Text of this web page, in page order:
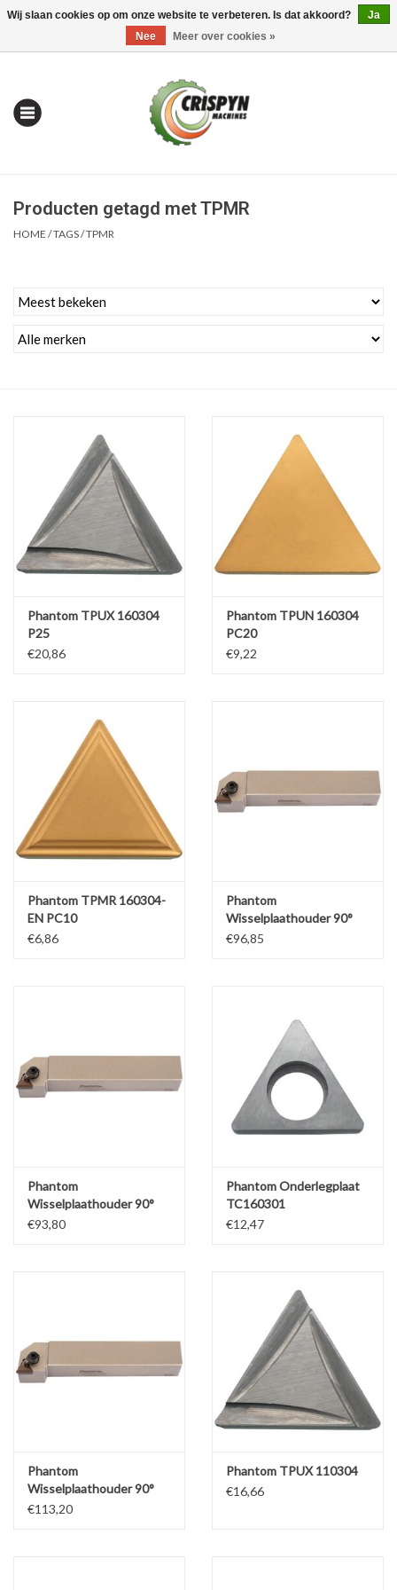
0 Artikelen - €0,00 Mijn account / Registreren
| Alles om te Meten |
Alles om te Frezen |
Alles om te Draaien |
Alles om te Zagen |
Schroefdraad snijden |
Verspaanbaar materiaal |
Werkplaatsinrichting |
Cadeaubonnen &
Oliën & Smeermiddelen |
Producten getagd met TPMR
HOME /TAGS/TPMR
Phantom TPUX 160304
P25
€20,86
Phantom TPUN 160304
PC20
€9,22
Phantom TPMR 160304-
EN PC10
€6,86
Phantom
Wisselplaathouder 90°
CTGPR 1616 H11
€96,85
Phantom
Wisselplaathouder 90°
CTGPR 1212 F11
€93,80
Phantom Onderlegplaat
TC160301
€12,47
Phantom
Wisselplaathouder 90°
CTGPR 2525 M16
€113,20
Phantom TPUX 110304
€16,66
Wij slaan cookies op om onze website te verbeteren. Is dat akkoord?
Ja
Nee
Meer over cookies »